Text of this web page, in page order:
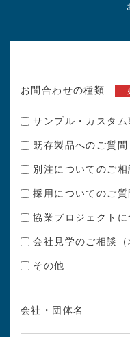
お問合わせの種類
サンプル・カスタ
既存製品へのご質問
別注についてのご相
採用についてのご質
協業プロジェクト
会社見学のご相談（
その他
会社・団体名